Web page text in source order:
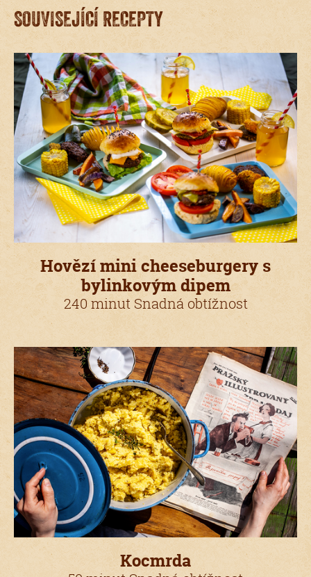
SOUVISEJÍCÍ RECEPTY
Hovězí mini cheeseburgery s
bylinkovým dipem
240 minut Snadná obtížnost
Kocmrda